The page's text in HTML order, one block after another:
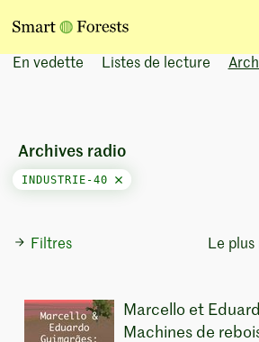
En vedette Listes de lecture
Filtres Le
Archives radio
INDUSTRIE-40
Marcello et
Machines de